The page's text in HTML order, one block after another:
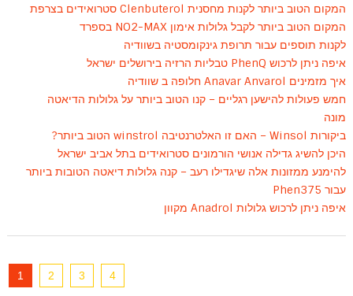
המקום הטוב ביותר לקנות מחסנית Clenbuterol סטרואידים בצרפת
המקום הטוב ביותר לקבל גלולות אימון NO2-MAX בספרד
לקנות תוספים עבור תרופת גינקומסטיה בשוודיה
איפה ניתן לרכוש PhenQ טבליות הרזיה בירושלים ישראל
איך מזמינים Anavar Anvarol חלופה ב שוודיה
חמש פעולות להישען רגליים – קנו הטוב ביותר על גלולות הדיאטה
מונה
ביקורות Winsol – האם זו האלטרנטיבה winstrol הטוב ביותר?
היכן להשיג גדילה אנושי הורמונים סטרואידים בתל אביב ישראל
להימנע ממזונות אלה שיגדילו רעב – קנה גלולות דיאטה הטובות ביותר
עבור Phen375
איפה ניתן לרכוש גלולות Anadrol מקוון
1 2 3 4